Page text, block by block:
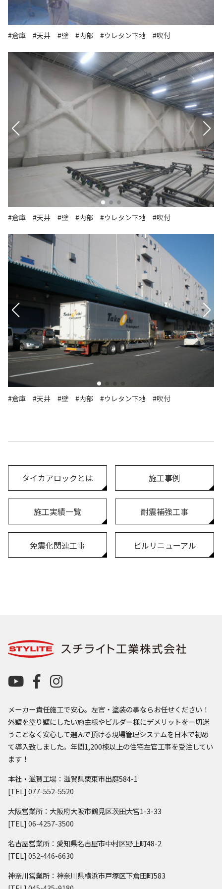
#倉庫 #天井 #壁 #内部 #ウレタン下地 #吹付
#倉庫 #天井 #壁 #内部 #ウレタン下地 #吹付
#倉庫 #天井 #壁 #内部 #ウレタン下地 #吹付
タイカアロックとは 施工事例
施工実績一覧 耐震補強工事
免震化関連工事 ビルリニューアル
メーカー責任施工で安心。左官・塗装の事ならお任せください！
外壁を塗り壁にしたい施主様やビルダー様にデメリットを一切迷
うことなく安心して選んで頂ける現場管理システムを日本で初め
て導入致しました。年間1,200棟以上の住宅左官工事を受注してい
ます！
本社・滋賀工場：滋賀県栗東市出庭584-1
[TEL] 077-552-5520
大阪営業所：大阪府大阪市鶴見区茨田大宮1-3-33
[TEL] 06-4257-3500
名古屋営業所：愛知県名古屋市中村区野上町48-2
[TEL] 052-446-6630
神奈川営業所：神奈川県横浜市戸塚区下倉田町583